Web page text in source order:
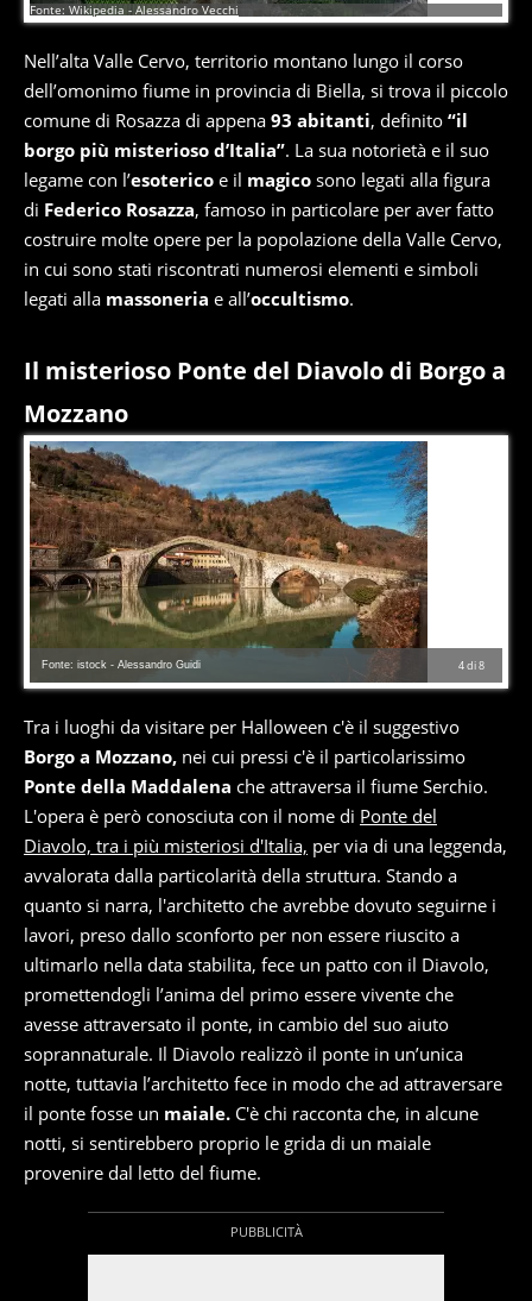
Fonte: Wikipedia - Alessandro Vecchi
Nell’alta Valle Cervo, territorio montano lungo il corso
dell’omonimo fiume in provincia di Biella, si trova il piccolo
comune di Rosazza di appena 93 abitanti, definito “il
borgo più misterioso d’Italia”. La sua notorietà e il suo
legame con l’esoterico e il magico sono legati alla figura
di Federico Rosazza, famoso in particolare per aver fatto
costruire molte opere per la popolazione della Valle Cervo,
in cui sono stati riscontrati numerosi elementi e simboli
legati alla massoneria e all’occultismo.
Il misterioso Ponte del Diavolo di Borgo a
Mozzano
4di8
Fonte: istock - Alessandro Guidi
Tra i luoghi da visitare per Halloween c'è il suggestivo
Borgo a Mozzano, nei cui pressi c'è il particolarissimo
Ponte della Maddalena che attraversa il fiume Serchio.
L'opera è però conosciuta con il nome di Ponte del
Diavolo, tra i più misteriosi d'Italia, per via di una leggenda,
avvalorata dalla particolarità della struttura. Stando a
quanto si narra, l'architetto che avrebbe dovuto seguirne i
lavori, preso dallo sconforto per non essere riuscito a
ultimarlo nella data stabilita, fece un patto con il Diavolo,
promettendogli l’anima del primo essere vivente che
avesse attraversato il ponte, in cambio del suo aiuto
soprannaturale. Il Diavolo realizzò il ponte in un’unica
notte, tuttavia l’architetto fece in modo che ad attraversare
il ponte fosse un maiale. C'è chi racconta che, in alcune
notti, si sentirebbero proprio le grida di un maiale
provenire dal letto del fiume.